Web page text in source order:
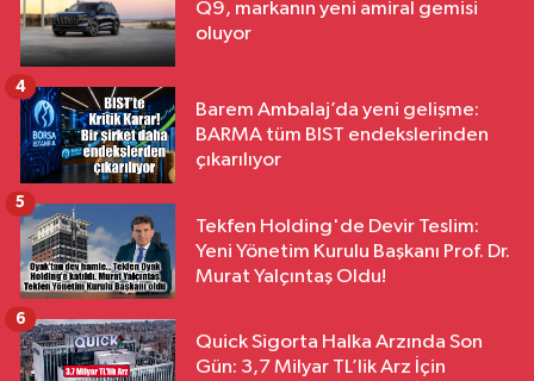
Q9, markanın yeni amiral gemisi
oluyor
Barem Ambalaj’da yeni gelişme:
BARMA tüm BIST endekslerinden
çıkarılıyor
4
Tekfen Holding'de Devir Teslim:
Yeni Yönetim Kurulu Başkanı Prof. Dr.
Murat Yalçıntaş Oldu!
5
Quick Sigorta Halka Arzında Son
Gün: 3,7 Milyar TL’lik Arz İçin
6